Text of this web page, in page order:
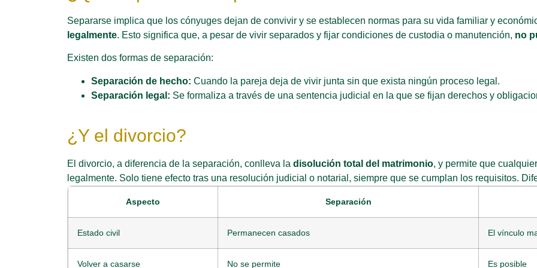
Separarse implica que los cónyuges dejan de convivir y se establecen normas para su vida familiar y
legalmente. Esto significa que, a pesar de vivir separados y fijar condiciones de custodia o manutención, no
Existen dos formas de separación:
Separación de hecho: Cuando la pareja deja de vivir junta sin que exista ningún proceso legal.
Separación legal: Se formaliza a través de una sentencia judicial en la que se fijan derechos y
¿Y el divorcio?
El divorcio, a diferencia de la separación, conlleva la disolución total del matrimonio, y permite que
legalmente. Solo tiene efecto tras una resolución judicial o notarial, siempre que se cumplan los requisitos.
Aspecto Separación
Estado civil Permanecen casados El vínculo
Volver a casarse No se permite Es posible